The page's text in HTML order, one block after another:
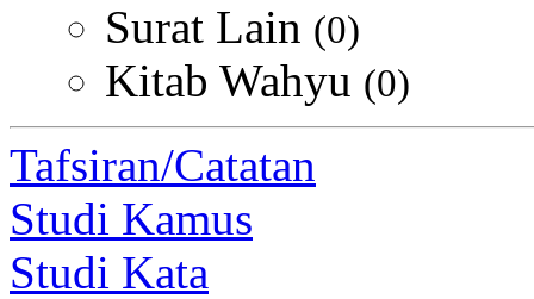
Surat Lain (0)
Kitab Wahyu (0)
Tafsiran/Catatan
Studi Kamus
Studi Kata